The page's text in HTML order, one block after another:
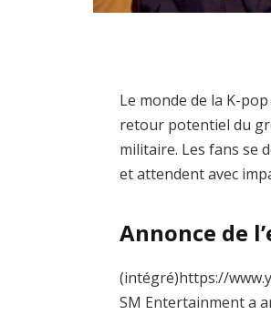
Le monde de la K-
retour potentiel du
militaire. Les fans se
et attendent avec
Annonce de
(intégré)https://
SM Entertainment a